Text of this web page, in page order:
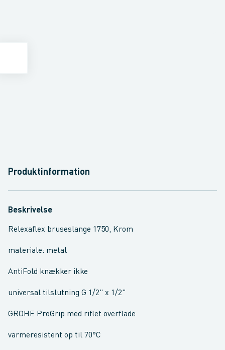
Produktinformation
Beskrivelse
Relexaflex bruseslange 1750, Krom
materiale: metal
AntiFold knækker ikke
universal tilslutning G 1/2" x 1/2"
GROHE ProGrip med riflet overflade
varmeresistent op til 70°C